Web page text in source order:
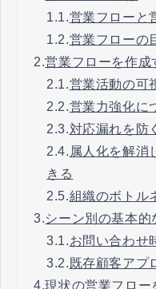
1.1.営業フローと
1.2.営業フローの
2.営業フローを作成
2.1.営業活動の可
2.2.営業力強化に
2.3.対応漏れを防
2.4. 属人化を解消
きる
2.5.組織のボトル
3.シーン別の基本的
3.1.お問い合わせ
3.2. 既存顧客アプ
4.現状の営業フロー